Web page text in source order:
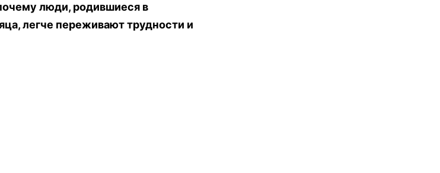
люди, родившиеся в
легче переживают трудности и